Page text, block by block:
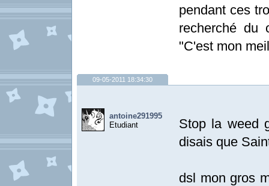
pendant ces
recherché du
"C'est mon
09-05-2011 18:34:30
antoine291995
Etudiant
Stop la weed
disais que
dsl mon gros